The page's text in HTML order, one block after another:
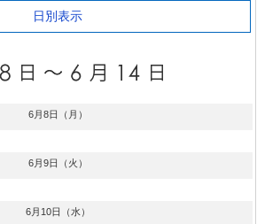
日別表示
6月8日（月）
6月9日（火）
6月10日（水）